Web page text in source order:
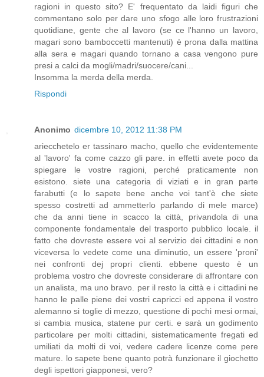
ragioni in questo sito? E' frequentato da laidi figuri che
commentano solo per dare uno sfogo alle loro frustrazioni
quotidiane, gente che al lavoro (se ce l'hanno un lavoro,
magari sono bamboccetti mantenuti) è prona dalla mattina
alla sera e magari quando tornano a casa vengono pure
presi a calci da mogli/madri/suocere/cani...
Insomma la merda della merda.
Rispondi
Anonimo dicembre 10, 2012 11:38 PM
ariecchetelo er tassinaro macho, quello che evidentemente
al 'lavoro' fa come cazzo gli pare. in effetti avete poco da
spiegare le vostre ragioni, perché praticamente non
esistono. siete una categoria di viziati e in gran parte
farabutti (e lo sapete bene anche voi tant'è che siete
spesso costretti ad ammetterlo parlando di mele marce)
che da anni tiene in scacco la città, privandola di una
componente fondamentale del trasporto pubblico locale. il
fatto che dovreste essere voi al servizio dei cittadini e non
viceversa lo vedete come una diminutio, un essere 'proni'
nei confronti dej propri clienti. ebbene questo è un
problema vostro che dovreste considerare di affrontare con
un analista, ma uno bravo. per il resto la città e i cittadini ne
hanno le palle piene dei vostri capricci ed appena il vostro
alemanno si toglie di mezzo, questione di pochi mesi ormai,
si cambia musica, statene pur certi. e sarà un godimento
particolare per molti cittadini, sistematicamente fregati ed
umiliati da molti di voi, vedere cadere licenze come pere
mature. lo sapete bene quanto potrà funzionare il giochetto
degli ispettori giapponesi, vero?